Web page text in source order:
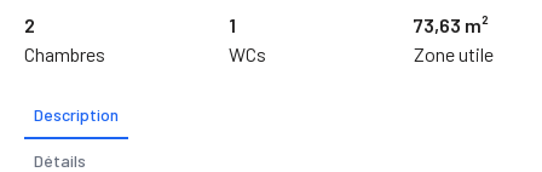
2
Chambres
1
WCs
73,63 m²
Zone utile
Description
Détails